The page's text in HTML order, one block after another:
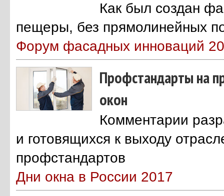
Как был создан
пещеры, без прямолинейных
Форум фасадных инноваций
Профстандарты на
окон
Комментарии
и готовящихся к выходу
профстандартов
Дни окна в России 2017